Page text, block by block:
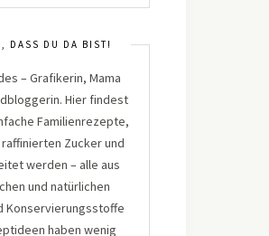
DASS DU DA BIST!
– Grafikerin, Mama
Hier findest
Familienrezepte,
Zucker und
werden – alle aus
und natürlichen
Konservierungsstoffe
haben wenig